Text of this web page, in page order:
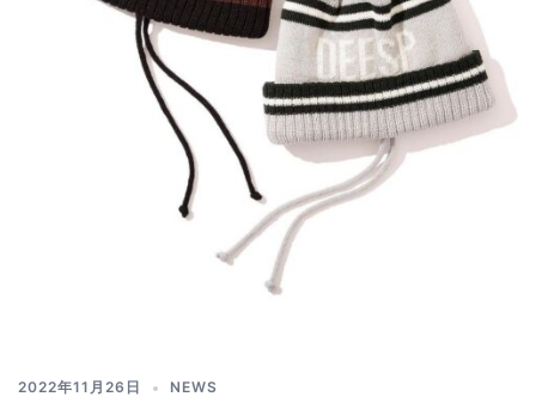
2022年11月26日 NEWS